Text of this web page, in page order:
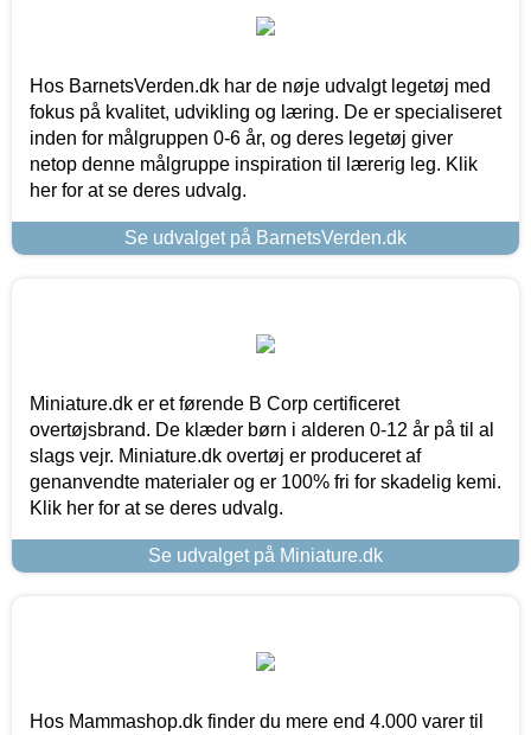
Hos BarnetsVerden.dk har de nøje udvalgt legetøj med
fokus på kvalitet, udvikling og læring. De er specialiseret
inden for målgruppen 0-6 år, og deres legetøj giver
netop denne målgruppe inspiration til lærerig leg. Klik
her for at se deres udvalg.
Se udvalget på BarnetsVerden.dk
Miniature.dk er et førende B Corp certificeret
overtøjsbrand. De klæder børn i alderen 0-12 år på til al
slags vejr. Miniature.dk overtøj er produceret af
genanvendte materialer og er 100% fri for skadelig kemi.
Klik her for at se deres udvalg.
Se udvalget på Miniature.dk
Hos Mammashop.dk finder du mere end 4.000 varer til